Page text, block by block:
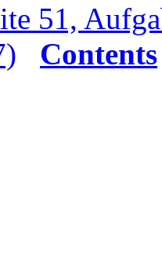
51,
Contents